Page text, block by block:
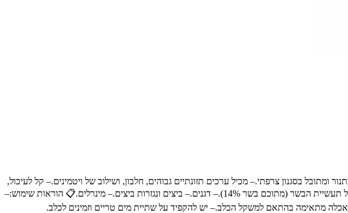
בסגנון צרפתי.– מכיל ערכים תזונתיים גבוהים, חלבון, ושילוב של ויטמינים.– קל לעיכול,
מכיל ארומה שכל כלב ישמח לרחרח.– ללא צבעי מאכל, ללא GMO, תוצרת איטליה.📝 רכיבים עיקריים:– בשר ומוצרי לוואי של תעשיית הבשר (מתוכם בשר 14%).– דגנים.– ביצים ונגזרות ביצים.– מינרלים.📋 הוראות שימוש:–